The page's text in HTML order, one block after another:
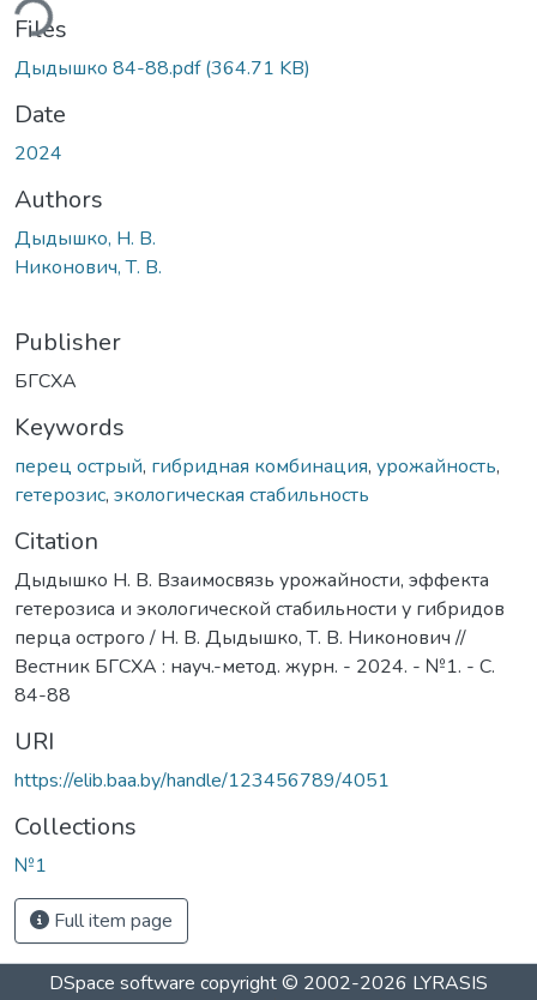
Files
Дыдышко 84-88.pdf(364.71 KB)
Date
2024
Authors
Дыдышко, Н. В.
Никонович, Т. В.
Publisher
БГСХА
Keywords
перец острый, гибридная комбинация, урожайность,
гетерозис, экологическая стабильность
Citation
Дыдышко Н. В. Взаимосвязь урожайности, эффекта
гетерозиса и экологической стабильности у гибридов
перца острого / Н. В. Дыдышко, Т. В. Никонович //
Вестник БГСХА : науч.-метод. журн. - 2024. - №1. - С.
84-88
URI
https://elib.baa.by/handle/123456789/4051
Collections
№1
Full item page
DSpace software copyright © 2002-2026 LYRASIS